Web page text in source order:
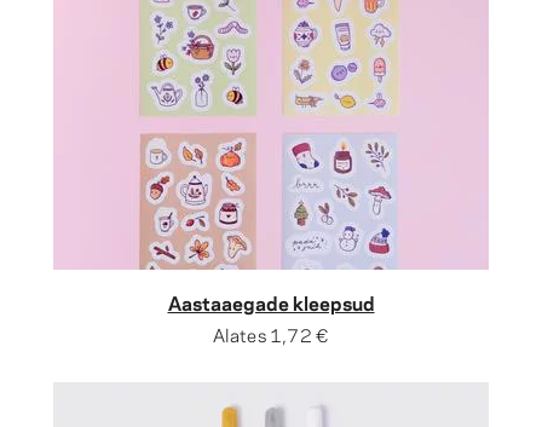
Aastaaegade kleepsud
Alates1,72 €